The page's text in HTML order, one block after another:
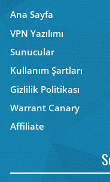
Ana Sayfa
VPN Yazılımı
Sunucular
Kullanım Şartları
Gizlilik Politikası
Warrant Canary
Affiliate